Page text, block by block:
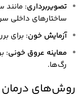
تصویربرداری: مانند
ساختارهای داخلی
آزمایش خون: برای
معاینه عروق خونی:
رگ‌ها.
روش‌های درمان